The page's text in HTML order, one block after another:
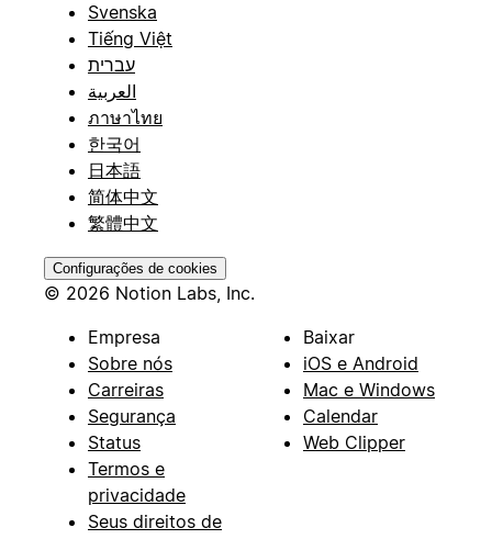
Svenska
Tiếng Việt
עברית
العربية
ภาษาไทย
한국어
日本語
简体中文
繁體中文
Configurações de cookies
© 2026 Notion Labs, Inc.
Empresa
Sobre nós
Carreiras
Segurança
Status
Termos e
privacidade
Seus direitos de
Baixar
iOS e Android
Mac e Windows
Calendar
Web Clipper